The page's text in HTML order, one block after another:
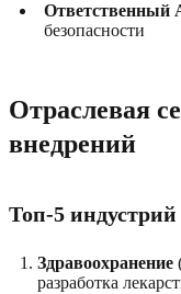
Ответственный
безопасности
Отраслевая
внедрений
Топ-5
Здравоохранение
разработка